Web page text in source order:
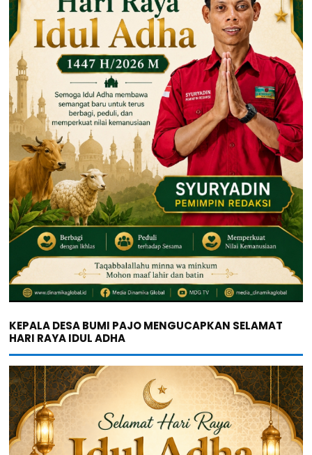
KEPALA DESA BUMI PAJO MENGUCAPKAN SELAMAT
HARI RAYA IDUL ADHA